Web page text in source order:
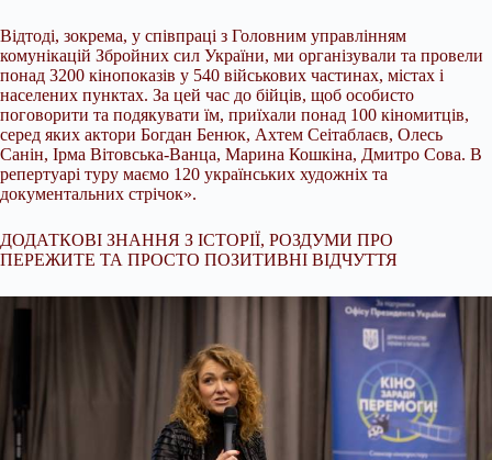
Відтоді, зокрема, у співпраці з Головним управлінням
комунікацій Збройних сил України, ми організували та провели
понад 3200 кінопоказів у 540 військових частинах, містах і
населених пунктах. За цей час до бійців, щоб особисто
поговорити та подякувати їм, приїхали понад 100 кіномитців,
серед яких актори Богдан Бенюк, Ахтем Сеітаблаєв, Олесь
Санін, Ірма Вітовська-Ванца, Марина Кошкіна, Дмитро Сова. В
репертуарі туру маємо 120 українських художніх та
документальних стрічок».
ДОДАТКОВІ ЗНАННЯ З ІСТОРІЇ, РОЗДУМИ ПРО
ПЕРЕЖИТЕ ТА ПРОСТО ПОЗИТИВНІ ВІДЧУТТЯ